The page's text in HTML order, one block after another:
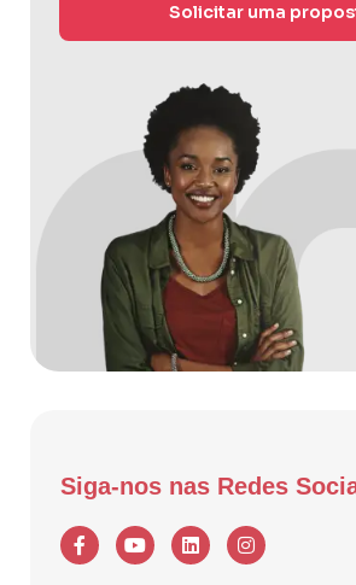
Solicitar uma
Siga-nos nas Redes